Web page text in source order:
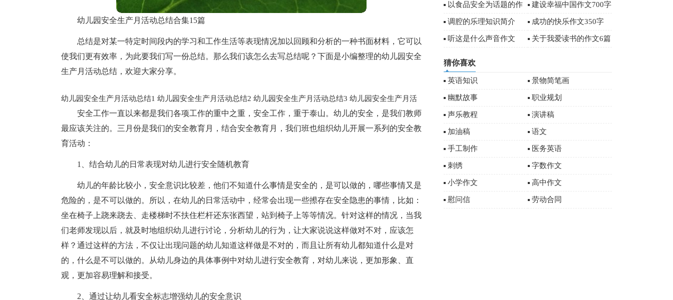
幼儿园安全生产月活动总结合集15篇
总结是对某一特定时间段内的学习和工作生活等表现情况加以回顾和分析的一种书面材料，它可以
使我们更有效率，为此要我们写一份总结。那么我们该怎么去写总结呢？下面是小编整理的幼儿园安全
生产月活动总结，欢迎大家分享。
幼儿园安全生产月活动总结1
安全工作一直以来都是我们各项工作的重中之重，安全工作，重于泰山。幼儿的安全，是我们教师
最应该关注的。三月份是我们的安全教育月，结合安全教育月，我们班也组织幼儿开展一系列的安全教
育活动：
1、结合幼儿的日常表现对幼儿进行安全随机教育
幼儿的年龄比较小，安全意识比较差，他们不知道什么事情是安全的，是可以做的，哪些事情又是
危险的，是不可以做的。所以，在幼儿的日常活动中，经常会出现一些攃存在安全隐患的事情，比如：
坐在椅子上跷来跷去、走楼梯时不扶住栏杆还东张西望，站到椅子上等等情况。针对这样的情况，当我
们老师发现以后，就及时地组织幼儿进行讨论，分析幼儿的行为，让大家说说这样做对不对，应该怎
样？通过这样的方法，不仅让出现问题的幼儿知道这样做是不对的，而且让所有幼儿都知道什么是对
的，什么是不可以做的。从幼儿身边的具体事例中对幼儿进行安全教育，对幼儿来说，更加形象、直
观，更加容易理解和接受。
2、通过让幼儿看安全标志增强幼儿的安全意识
幼儿园安全生产月活动总结2 幼儿园安全生产月活动总结3 幼儿园安全生产月活
字以食品安全为话题的作
文
建设幸福中国作文700字
调腔的乐理知识简介 成功的快乐作文350字
听这是什么声音作文 关于我爱读书的作文6篇
猜你喜欢
英语知识 景物简笔画
幽默故事 职业规划
声乐教程 演讲稿
加油稿 语文
手工制作 医务英语
刺绣 字数作文
小学作文 高中作文
慰问信 劳动合同